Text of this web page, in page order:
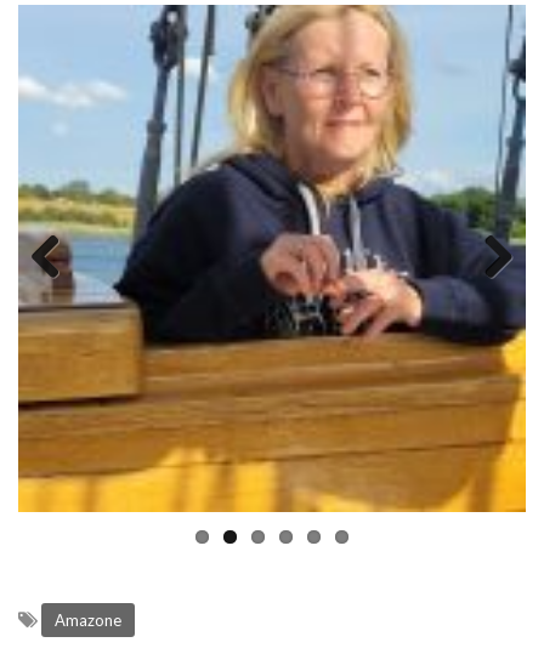
Previous Next
Amazone